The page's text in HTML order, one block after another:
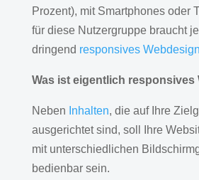
Prozent), mit Smartphones oder
für diese Nutzergruppe braucht
dringend responsives Webdesign
Was ist eigentlich responsives
Neben Inhalten, die auf Ihre
ausgerichtet sind, soll Ihre
mit unterschiedlichen
bedienbar sein.